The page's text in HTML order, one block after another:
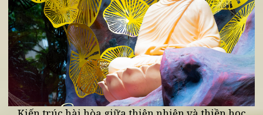
tìm kiếm quán chay gần đây
Triết lý nhân văn: Ăn chay để sống lành, gieo
thiện lành trong từng hành động